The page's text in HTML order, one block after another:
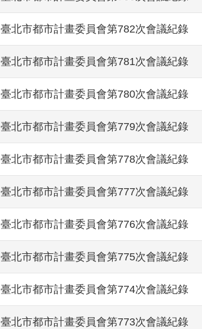
臺北市都市計畫委員會第782次會議紀錄
臺北市都市計畫委員會第781次會議紀錄
臺北市都市計畫委員會第780次會議紀錄
臺北市都市計畫委員會第779次會議紀錄
臺北市都市計畫委員會第778次會議紀錄
臺北市都市計畫委員會第777次會議紀錄
臺北市都市計畫委員會第776次會議紀錄
臺北市都市計畫委員會第775次會議紀錄
臺北市都市計畫委員會第774次會議紀錄
臺北市都市計畫委員會第773次會議紀錄